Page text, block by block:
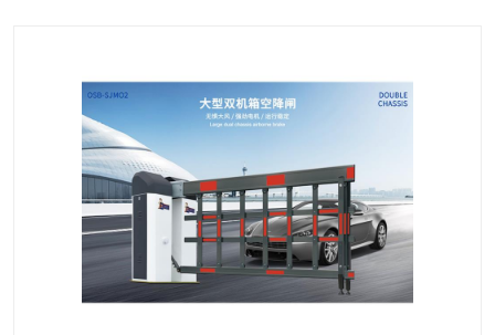
升降门系列 通道闸系列
小门系列